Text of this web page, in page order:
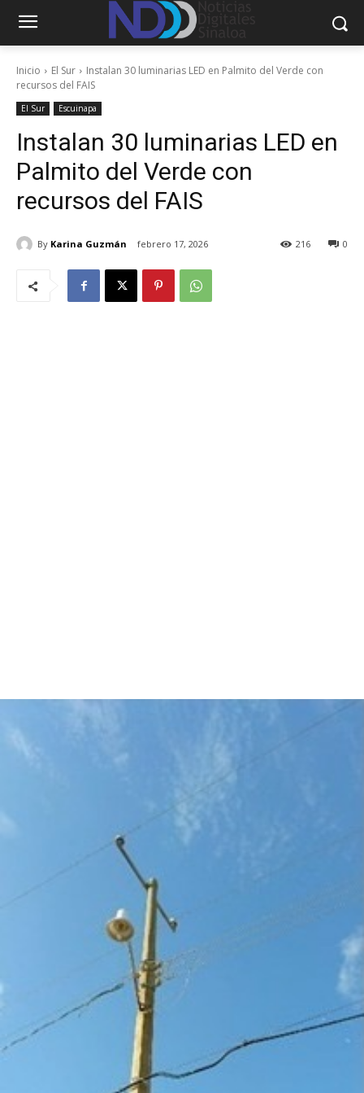
Inicio El Sur
Instalan 30 luminarias LED en Palmito del Verde con
recursos del FAIS
El Sur Escuinapa
Instalan 30 luminarias LED en
Palmito del Verde con
recursos del FAIS
By Karina Guzmán febrero 17, 2026 0
216